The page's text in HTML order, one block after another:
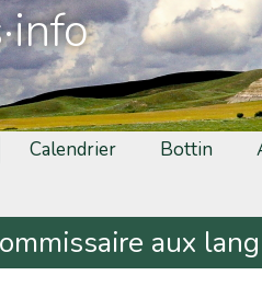
Calendrier Bottin
aux